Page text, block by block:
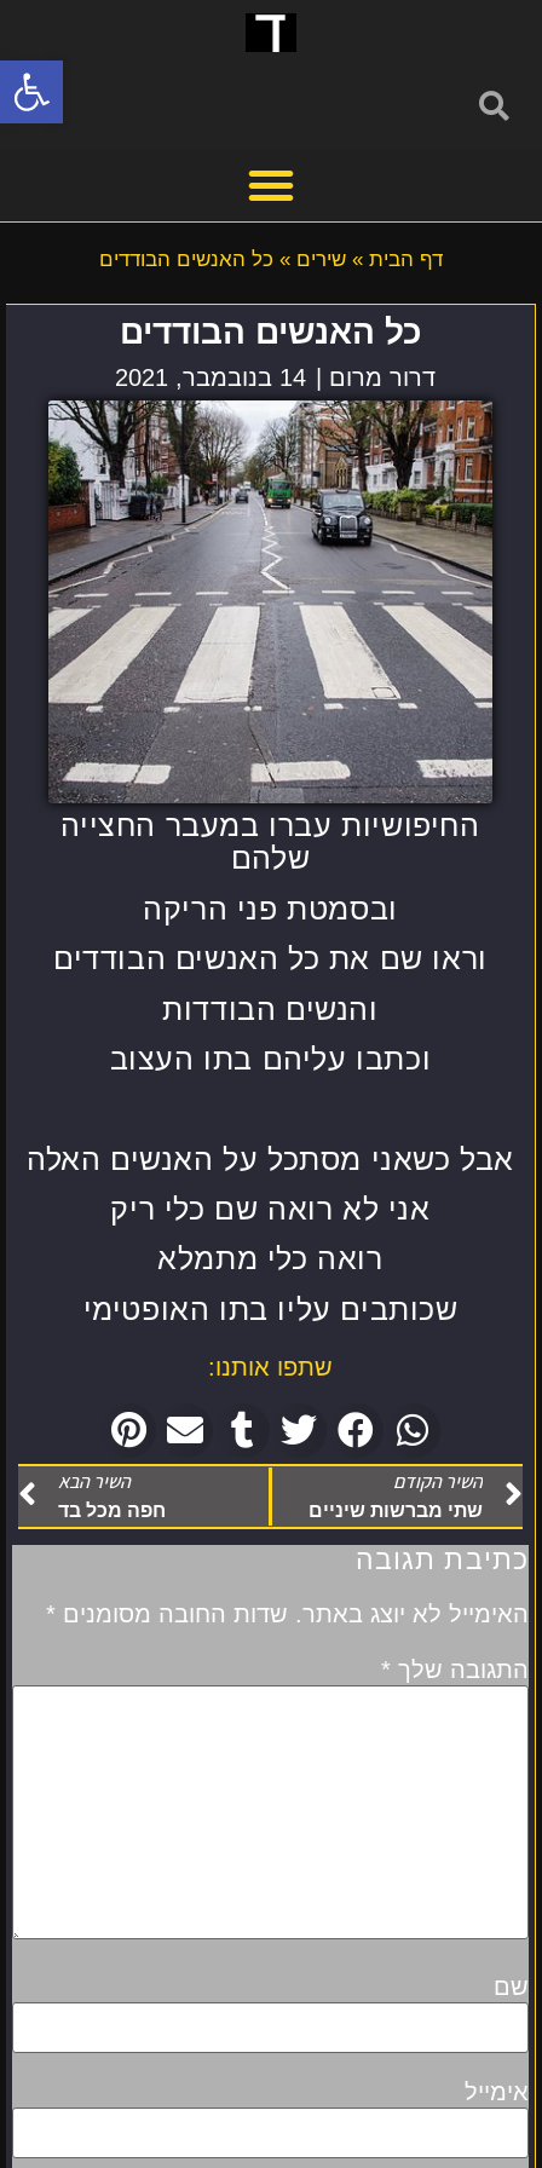
פתח
דף הבית » שירים » כל האנשים הבודדים
כל האנשים הבודדים
דרור מרום | 14 בנובמבר, 2021
החיפושיות עברו במעבר החצייה
שלהם
ובסמטת פני הריקה
וראו שם את כל האנשים הבודדים
והנשים הבודדות
וכתבו עליהם בתו העצוב
אבל כשאני מסתכל על האנשים האלה
אני לא רואה שם כלי ריק
רואה כלי מתמלא
שכותבים עליו בתו האופטימי
שתפו אותנו:
השיר הקודם
שתי מברשות שיניים
השיר הבא
חפה מכל בד
כתיבת תגובה
האימייל לא יוצג באתר. שדות החובה מסומנים *
התגובה שלך *
שם
אימייל